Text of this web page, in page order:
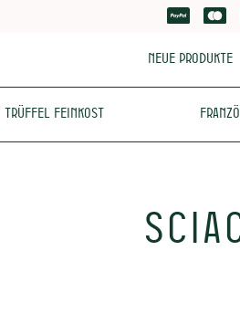
Neue Produkte
Trüffel Feinkost